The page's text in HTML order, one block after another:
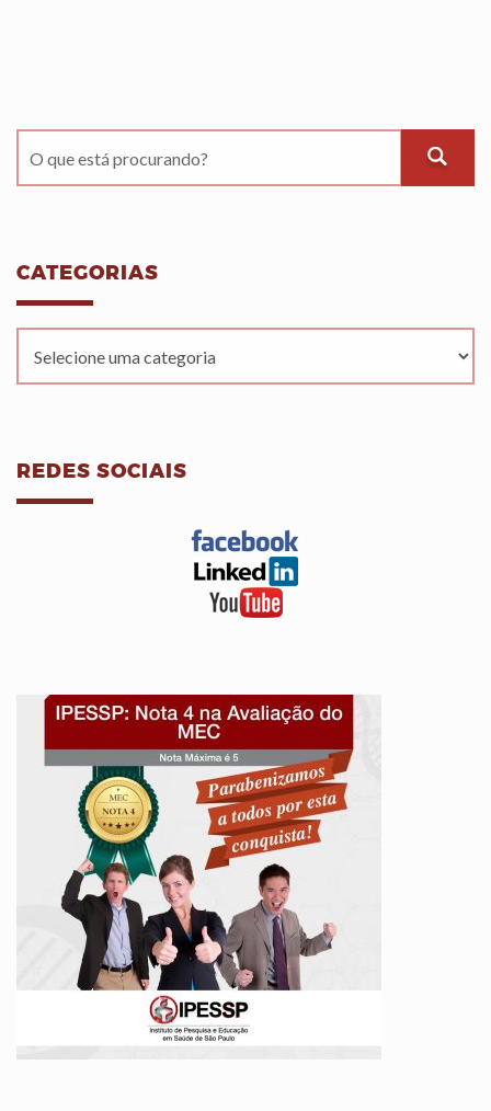
CATEGORIAS
REDES SOCIAIS